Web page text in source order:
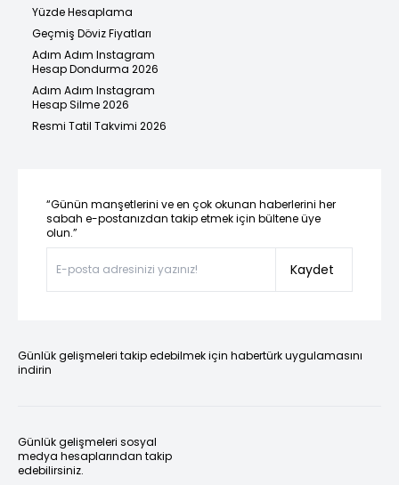
Yüzde Hesaplama
Geçmiş Döviz Fiyatları
Adım Adım Instagram
Hesap Dondurma 2026
Adım Adım Instagram
Hesap Silme 2026
Resmi Tatil Takvimi 2026
“Günün manşetlerini ve en çok okunan haberlerini her
sabah e-postanızdan takip etmek için bültene üye
olun.”
Kaydet
Günlük gelişmeleri takip edebilmek için habertürk uygulamasını
indirin
Günlük gelişmeleri sosyal
medya hesaplarından takip
edebilirsiniz.